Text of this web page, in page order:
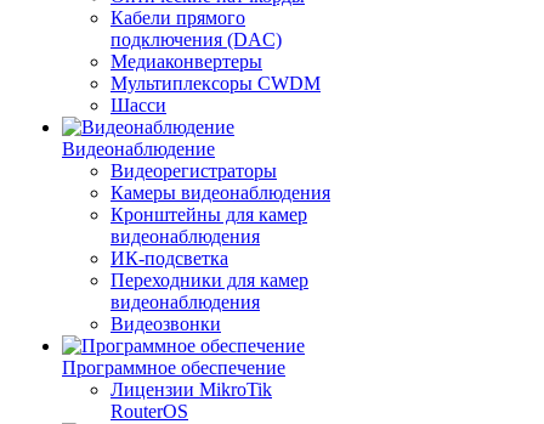
Кабели прямого
подключения (DAC)
Медиаконвертеры
Мультиплексоры CWDM
Шасси
Видеонаблюдение
Видеорегистраторы
Камеры видеонаблюдения
Кронштейны для камер
видеонаблюдения
ИК-подсветка
Переходники для камер
видеонаблюдения
Видеозвонки
Программное обеспечение
Лицензии MikroTik
RouterOS